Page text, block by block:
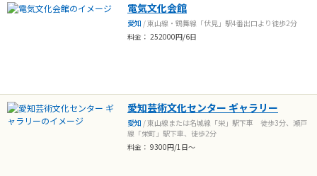
電気文化会館
愛知 / 東山線・鶴舞線「伏見」駅4番出口より徒歩2分
料金： 252000円/6日
愛知芸術文化センター ギャラリー
愛知 / 東山線または名城線「栄」駅下車 徒歩3分、瀬戸
線「栄町」駅下車、徒歩2分
料金： 9300円/1日～